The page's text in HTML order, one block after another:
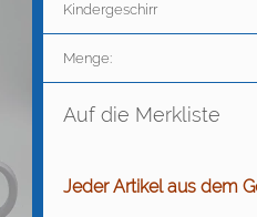
Kindergeschirr
Menge:
Auf die Merkliste
Jeder Artikel aus dem